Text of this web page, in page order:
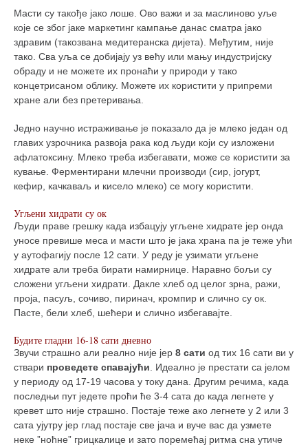
Масти су такође јако лоше. Ово важи и за маслиново уље
које се због јаке маркетинг кампање данас сматра јако
здравим (такозвана медитеранска дијета). Међутим, није
тако. Сва уља се добијају уз већу или мању индустријску
обраду и не можете их пронаћи у природи у тако
концетрисаном облику. Можете их користити у припреми
хране али без претеривања.
Једно научно истраживање је показало да је млеко један од
главих узрочника развоја рака код људи који су изложени
афлатоксину. Млеко треба избегавати, може се користити за
кување. Ферментирани млечни производи (сир, јогурт,
кефир, качкаваљ и кисело млеко) се могу користити.
Угљени хидрати су ок
Људи праве грешку када избацују угљене хидрате јер онда
уносе превише меса и масти што је јака храна па је теже ући
у аутофагију после 12 сати. У реду је узимати угљене
хидрате али треба бирати намирнице. Наравно бољи су
сложени угљени хидрати. Дакле хлеб од целог зрна, ражи,
проја, пасуљ, сочиво, пиринач, кромпир и слично су ок.
Пасте, бели хлеб, шећери и слично избегавајте.
Будите гладни 16-18 сати дневно
Звучи страшно али реално није јер 8 сати од тих 16 сати ви у
ствари проведете спавајући . Идеално је престати са јелом
у периоду од 17-19 часова у току дана. Другим речима, када
последњи пут једете проћи ће 3-4 сата до када легнете у
кревет што није страшно. Постаје теже ако легнете у 2 или 3
сата ујутру јер глад постаје све јача и вуче вас да узмете
неке ”ноћне” грицкалице и зато поремећај ритма сна утиче